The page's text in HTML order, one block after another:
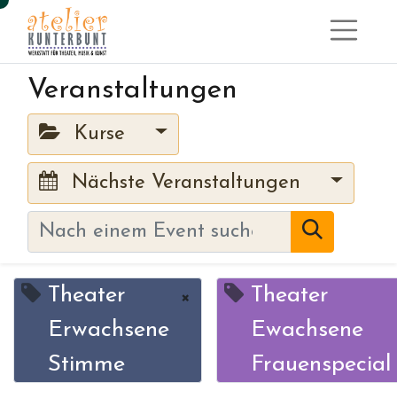
Veranstaltungen
Kurse
Nächste Veranstaltungen
Theater
Erwachsene
Stimme
×
Theater
Ewachsene
Frauenspecial